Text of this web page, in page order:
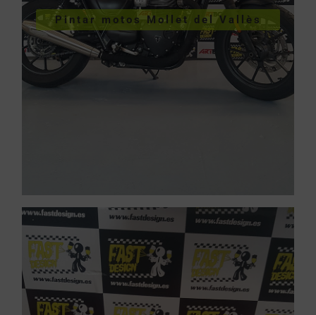
Pintar motos Mollet del Vallès
Pintar motos Mollet del
Vallès